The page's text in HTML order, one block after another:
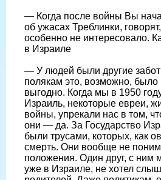
— Когда после войны Вы
об ужасах Треблинки,
особенно не интересовало.
в Израиле
— У людей были другие
полякам это, возможно,
выгодно. Когда мы в 1950
Израиль, некоторые евреи,
войны, упрекали нас в том,
они — да. За Государство
были трусами, которых, как
смерть. Они вообще не
положения. Один друг, с ним
уже в Израиле, не хотел